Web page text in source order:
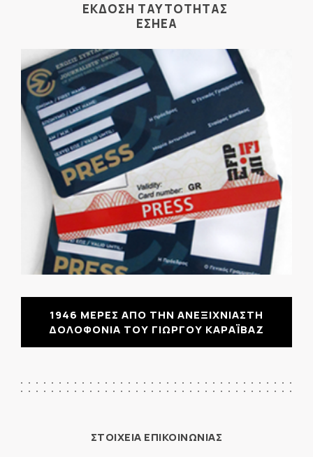
ΕΚΔΟΣΗ ΤΑΥΤΟΤΗΤΑΣ
ΕΣΗΕΑ
1946 ΜΕΡΕΣ ΑΠΟ ΤΗΝ ΑΝΕΞΙΧΝΙΑΣΤΗ
ΔΟΛΟΦΟΝΙΑ ΤΟΥ ΓΙΩΡΓΟΥ ΚΑΡΑΪΒΑΖ
ΣΤΟΙΧΕΙΑ ΕΠΙΚΟΙΝΩΝΙΑΣ